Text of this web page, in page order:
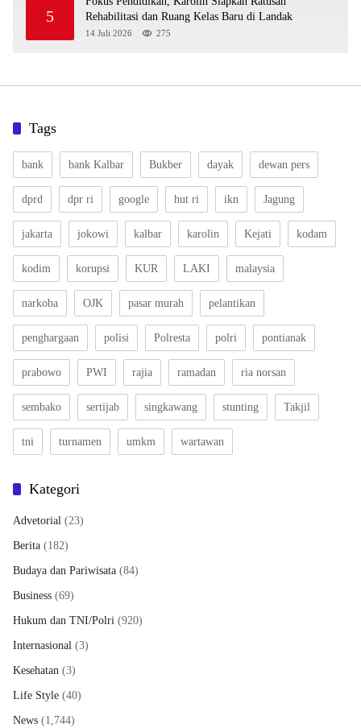
5
Rehabilitasi dan Ruang Kelas Baru di Landak
14 Juli 2026 275
Tags
bank bank Kalbar Bukber dayak dewan pers
dprd dpr ri google hut ri ikn Jagung
jakarta jokowi kalbar karolin Kejati kodam
kodim korupsi KUR LAKI malaysia
narkoba OJK pasar murah pelantikan
penghargaan polisi Polresta polri pontianak
prabowo PWI rajia ramadan ria norsan
sembako sertijab singkawang stunting Takjil
tni turnamen umkm wartawan
Kategori
Advetorial (23)
Berita (182)
Budaya dan Pariwisata (84)
Business (69)
Hukum dan TNI/Polri (920)
Internasional (3)
Kesehatan (3)
Life Style (40)
News (1,744)